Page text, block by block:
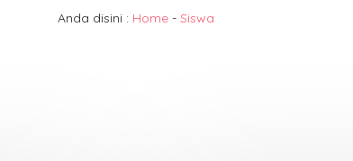
Anda disini : Home - Siswa